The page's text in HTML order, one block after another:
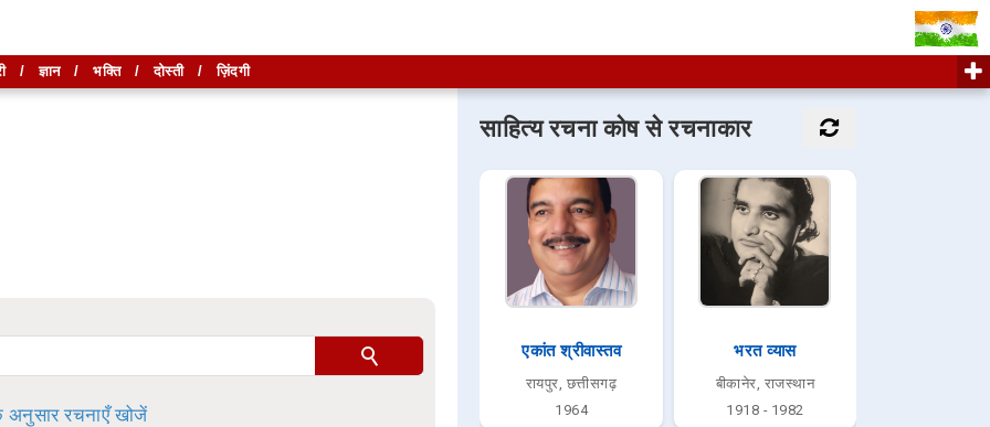
अनुसार रचनाएँ खोजें
साहित्य रचना कोष से रचनाकार
एकांत श्रीवास्तव
रायपुर, छत्तीसगढ़
1964
भरत व्यास
बीकानेर, राजस्थान
1918 - 1982
खोजें
/ज्ञान/ भक्ति/दोस्ती/ज़िंदगी
है।